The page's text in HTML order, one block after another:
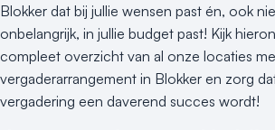
Blokker dat bij jullie wensen past én, ook
onbelangrijk, in jullie budget past! Kijk
compleet overzicht van al onze locaties
vergaderarrangement in Blokker en zorg
vergadering een daverend succes wordt!